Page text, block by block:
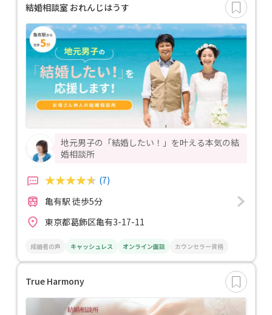
結婚相談室 おれんじはうす
地元男子の「結婚したい！」を叶える本気の結
婚相談所
(7)
亀有駅 徒歩5分
東京都葛飾区亀有3-17-11
成婚者の声 キャッシュレス オンライン面談 カウンセラー資格
True Harmony